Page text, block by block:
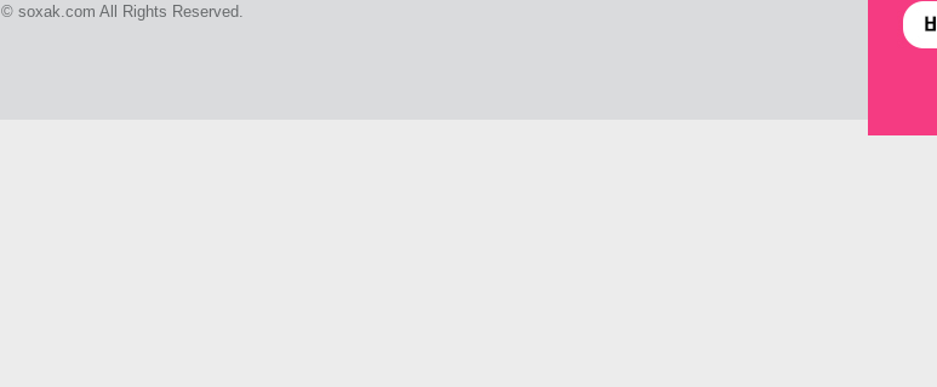
© soxak.com All Rights Reserved.